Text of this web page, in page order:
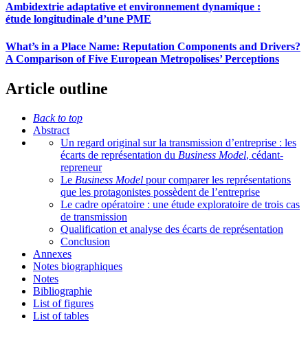
Ambidextrie adaptative et environnement dynamique :
étude longitudinale d’une PME
What’s in a Place Name: Reputation Components and Drivers?
A Comparison of Five European Metropolises’ Perceptions
Article outline
Back to top
Abstract
Un regard original sur la transmission d’entreprise : les
écarts de représentation du Business Model, cédant-
repreneur
Le Business Model pour comparer les représentations
que les protagonistes possèdent de l’entreprise
Le cadre opératoire : une étude exploratoire de trois cas
de transmission
Qualification et analyse des écarts de représentation
Conclusion
Annexes
Notes biographiques
Notes
Bibliographie
List of figures
List of tables